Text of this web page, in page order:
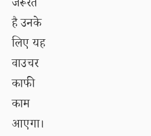
जरूरत
है उनके
लिए यह
वाउचर
काफी
काम
आएगा।